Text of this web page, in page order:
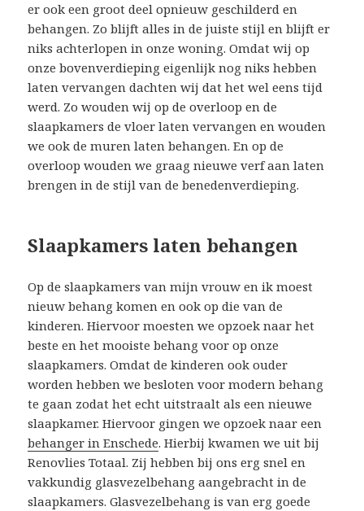
er ook een groot deel opnieuw geschilderd en
behangen. Zo blijft alles in de juiste stijl en blijft er
niks achterlopen in onze woning. Omdat wij op
onze bovenverdieping eigenlijk nog niks hebben
laten vervangen dachten wij dat het wel eens tijd
werd. Zo wouden wij op de overloop en de
slaapkamers de vloer laten vervangen en wouden
we ook de muren laten behangen. En op de
overloop wouden we graag nieuwe verf aan laten
brengen in de stijl van de benedenverdieping.
Slaapkamers laten behangen
Op de slaapkamers van mijn vrouw en ik moest
nieuw behang komen en ook op die van de
kinderen. Hiervoor moesten we opzoek naar het
beste en het mooiste behang voor op onze
slaapkamers. Omdat de kinderen ook ouder
worden hebben we besloten voor modern behang
te gaan zodat het echt uitstraalt als een nieuwe
slaapkamer. Hiervoor gingen we opzoek naar een
behanger in Enschede. Hierbij kwamen we uit bij
Renovlies Totaal. Zij hebben bij ons erg snel en
vakkundig glasvezelbehang aangebracht in de
slaapkamers. Glasvezelbehang is van erg goede